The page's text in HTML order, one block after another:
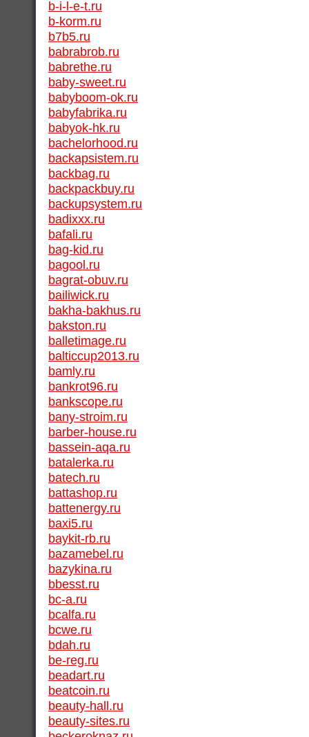
b-i-l-e-t.ru
b-korm.ru
b7b5.ru
babrabrob.ru
babrethe.ru
baby-sweet.ru
babyboom-ok.ru
babyfabrika.ru
babyok-hk.ru
bachelorhood.ru
backapsistem.ru
backbag.ru
backpackbuy.ru
backupsystem.ru
badixxx.ru
bafali.ru
bag-kid.ru
bagool.ru
bagrat-obuv.ru
bailiwick.ru
bakha-bakhus.ru
bakston.ru
balletimage.ru
balticcup2013.ru
bamly.ru
bankrot96.ru
bankscope.ru
bany-stroim.ru
barber-house.ru
bassein-aqa.ru
batalerka.ru
batech.ru
battashop.ru
battenergy.ru
baxi5.ru
baykit-rb.ru
bazamebel.ru
bazykina.ru
bbesst.ru
bc-a.ru
bcalfa.ru
bcwe.ru
bdah.ru
be-reg.ru
beadart.ru
beatcoin.ru
beauty-hall.ru
beauty-sites.ru